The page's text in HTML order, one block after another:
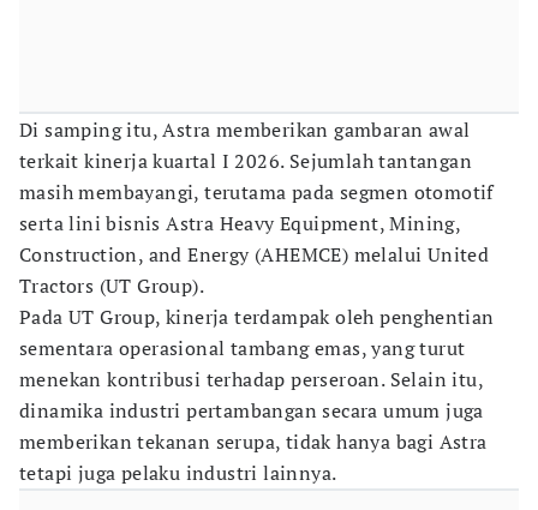
Di samping itu, Astra memberikan gambaran awal
terkait kinerja kuartal I 2026. Sejumlah tantangan
masih membayangi, terutama pada segmen otomotif
serta lini bisnis Astra Heavy Equipment, Mining,
Construction, and Energy (AHEMCE) melalui United
Tractors (UT Group).
Pada UT Group, kinerja terdampak oleh penghentian
sementara operasional tambang emas, yang turut
menekan kontribusi terhadap perseroan. Selain itu,
dinamika industri pertambangan secara umum juga
memberikan tekanan serupa, tidak hanya bagi Astra
tetapi juga pelaku industri lainnya.